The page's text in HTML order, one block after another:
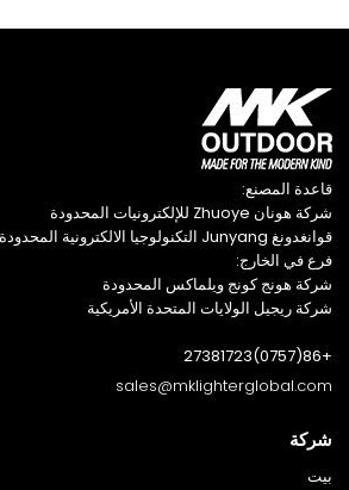
قاعدة المصنع:
شركة هونان Zhuoye للإلكترونيات المحدودة
قوانغدونغ Junyang التكنولوجيا الالكترونية المحدودة
فرع في الخارج:
شركة هونج كونج ويلماكس المحدودة
شركة ريجيل الولايات المتحدة الأمريكية
+86(0757)27381723
sales@mklighterglobal.com
شركة
بيت